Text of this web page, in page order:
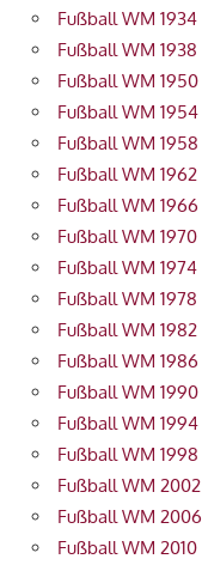
Fußball WM
Fußball WM
Fußball WM
Fußball WM
Fußball WM
Fußball WM
Fußball WM
Fußball WM
Fußball WM
Fußball WM
Fußball WM
Fußball WM
Fußball WM
Fußball WM
Fußball WM
Fußball WM
Fußball WM
Fußball WM